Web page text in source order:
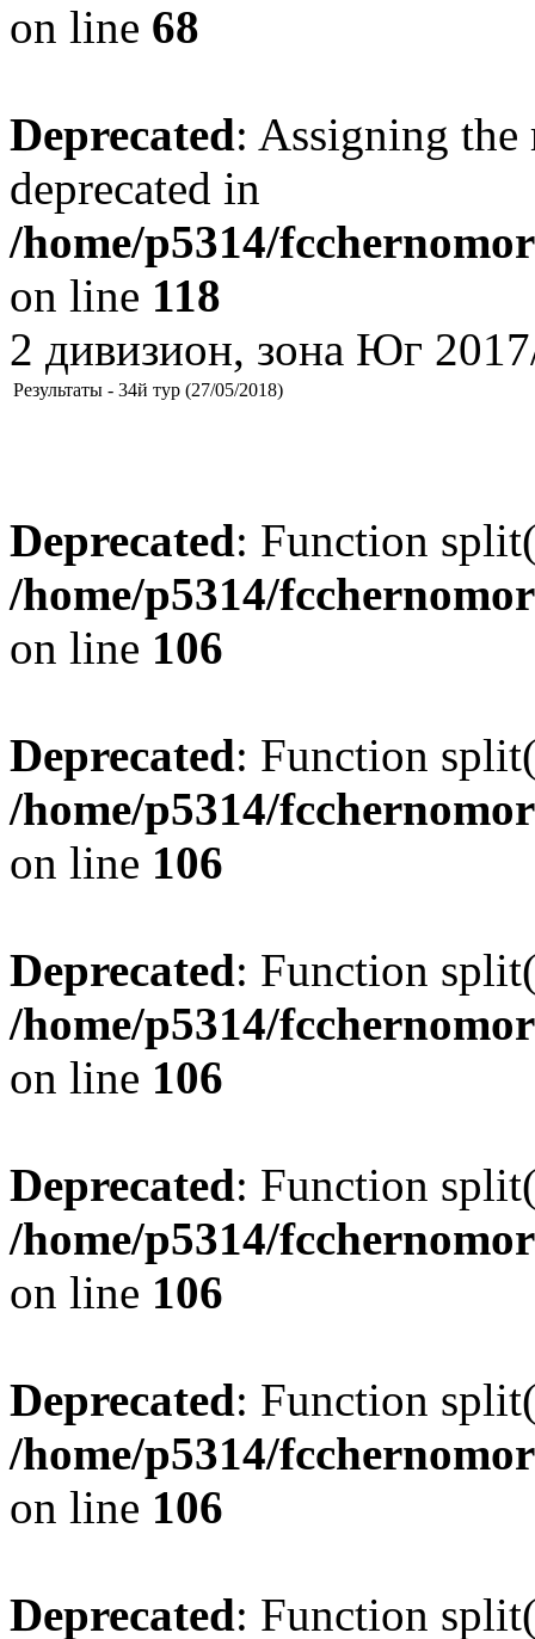
on line 68
Deprecated: Assigning the
deprecated in
/home/p5314/
on line 118
2 дивизион, зона Юг
Результаты - 34й тур (27/05/2018)
Deprecated: Function
/home/p5314/
on line 106
Deprecated: Function
/home/p5314/
on line 106
Deprecated: Function
/home/p5314/
on line 106
Deprecated: Function
/home/p5314/
on line 106
Deprecated: Function
/home/p5314/
on line 106
Deprecated: Function